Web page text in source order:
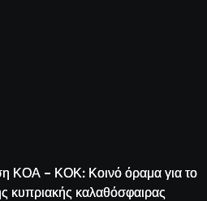
ΚΟΑ – ΚΟΚ: Κοινό όραμα για το
κυπριακής καλαθόσφαιρας